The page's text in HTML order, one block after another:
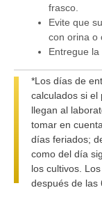
frasco.
Evite que
con orina o
Entregue
*Los días de
calculados si el
llegan al
tomar en
días feriados;
como del día
los cultivos.
después de las